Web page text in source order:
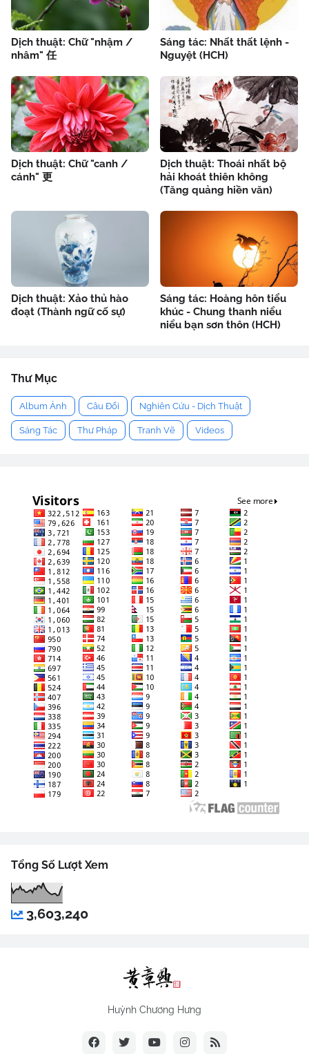
Dịch thuật: Chữ "nhậm /
nhâm" 任
Sáng tác: Nhất thất lệnh -
Nguyệt (HCH)
Dịch thuật: Chữ "canh /
cánh" 更
Dịch thuật: Thoái nhất bộ
hải khoát thiên không
(Tăng quảng hiền văn)
Dịch thuật: Xảo thủ hào
đoạt (Thành ngữ cố sự)
Sáng tác: Hoàng hôn tiểu
khúc - Chung thanh niểu
niểu bạn sơn thôn (HCH)
Thư Mục
Album Ảnh Câu Đối Nghiên Cứu - Dịch Thuật
Sáng Tác Thư Pháp Tranh Vẽ Videos
Tổng Số Lượt Xem
3,603,240
Huỳnh Chương Hưng